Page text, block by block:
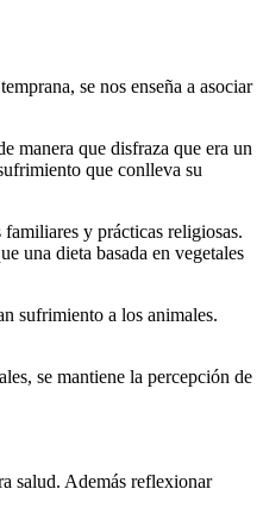
se nos enseña a asociar
manera que disfraza que era un
que conlleva su
y prácticas religiosas.
una dieta basada en vegetales
sufrimiento a los animales.
se mantiene la percepción de
salud. Además reflexionar